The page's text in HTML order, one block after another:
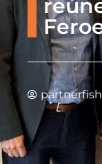
partnerfish